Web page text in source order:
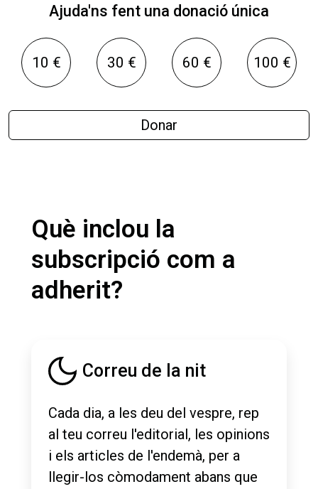
Ajuda'ns fent una donació única
10 € 30 € 60 € 100 €
Donar
Què inclou la
subscripció com a
adherit?
Correu de la nit
Cada dia, a les deu del vespre, rep
al teu correu l'editorial, les opinions
i els articles de l'endemà, per a
llegir-los còmodament abans que